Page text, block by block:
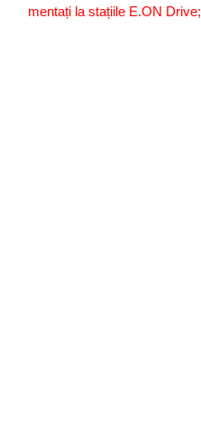
mentați la stațiile E.ON Drive;